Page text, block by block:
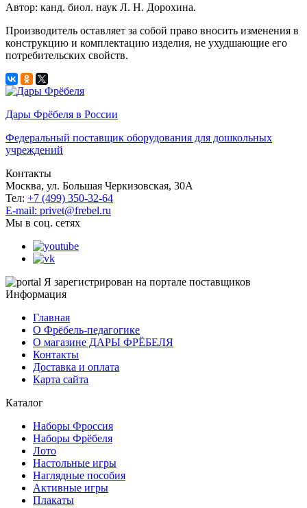
Автор: канд. биол. наук Л. Н. Дорохина.
Производитель оставляет за собой право вносить изменения в
конструкцию и комплектацию изделия, не ухудшающие его
потребительских свойств.
Дары Фрёбеля в России
Федеральный поставщик оборудования для дошкольных
учреждений
Контакты
Москва, ул. Большая Черкизовская, 30А
Тел: +7 (499) 350-32-64
E-mail: privet@frebel.ru
Мы в соц. сетях
Я зарегистрирован на портале поставщиков
Информация
Главная
О Фрёбель-педагогике
О магазине ДАРЫ ФРЁБЕЛЯ
Контакты
Доставка и оплата
Карта сайта
Каталог
Наборы Фроссия
Наборы Фрёбеля
Лото
Настольные игры
Наглядные пособия
Активные игры
Плакаты